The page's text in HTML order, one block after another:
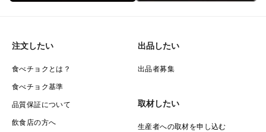
注文したい
食べチョクとは？
食べチョク基準
品質保証について
飲食店の方へ
出品したい
出品者募集
取材したい
生産者への取材を申し込む